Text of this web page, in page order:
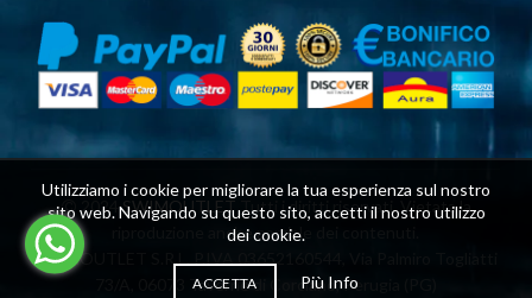
2024SWIMOUTLETTutti i diritti riservati. Vietata la
riproduzione anche parziale dei contenuti.
SWIMOUTLET S.R.L. P.IVA 03652160544, Via Palmiro Togliatti
73/A, 06073 Taverne di Corciano, Perugia (PG)
Utilizziamo i cookie per migliorare la tua esperienza sul nostro
sito web. Navigando su questo sito, accetti il ​​nostro utilizzo
dei cookie.
ACCETTA Più Info